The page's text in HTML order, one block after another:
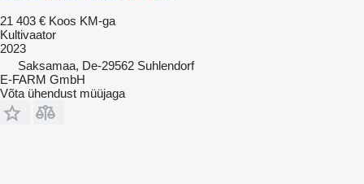
21 403 € Koos KM-ga
Kultivaator
2023
Saksamaa, De-29562 Suhlendorf
E-FARM GmbH
Võta ühendust müüjaga